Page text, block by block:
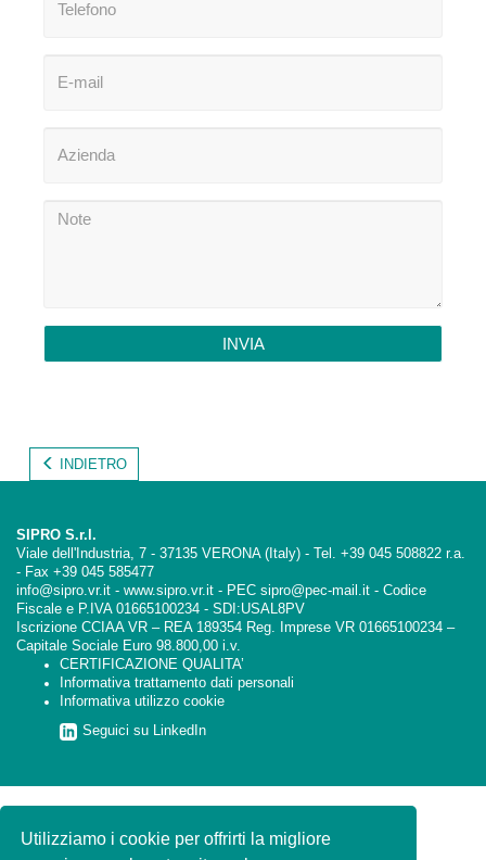
Utilizziamo i cookie per offrirti la migliore
INVIA
INDIETRO
SIPRO S.r.l.
Viale dell'Industria, 7 - 37135 VERONA (Italy) - Tel. +39 045 508822 r.a.
- Fax +39 045 585477
info@sipro.vr.it - www.sipro.vr.it - PEC sipro@pec-mail.it - Codice
Fiscale e P.IVA 01665100234 - SDI:USAL8PV
Iscrizione CCIAA VR – REA 189354 Reg. Imprese VR 01665100234 –
Capitale Sociale Euro 98.800,00 i.v.
CERTIFICAZIONE QUALITA’
Informativa trattamento dati personali
Informativa utilizzo cookie
Seguici su LinkedIn